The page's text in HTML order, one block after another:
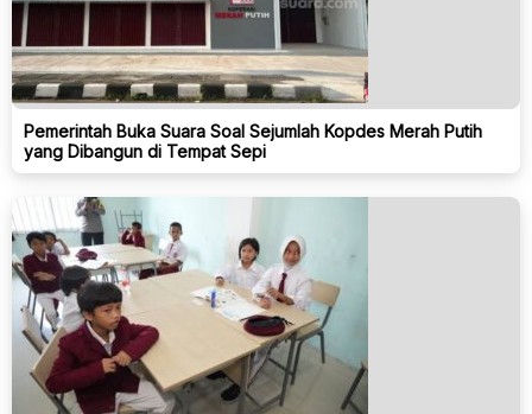
Pemerintah Buka Suara Soal Sejumlah Kopdes Merah Putih
yang Dibangun di Tempat Sepi